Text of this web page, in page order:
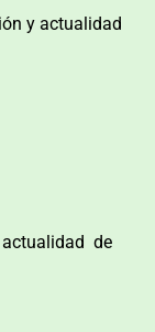
y actualidad
de